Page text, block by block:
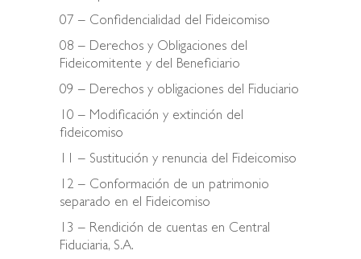
07 – Confidencialidad del Fideicomiso
08 – Derechos y Obligaciones del
Fideicomitente y del Beneficiario
09 – Derechos y obligaciones del Fiduciario
10 – Modificación y extinción del
fideicomiso
11 – Sustitución y renuncia del Fideicomiso
12 – Conformación de un patrimonio
separado en el Fideicomiso
13 – Rendición de cuentas en Central
Fiduciaria, S.A.